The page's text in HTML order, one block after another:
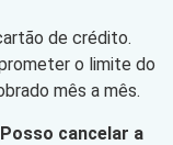
de crédito.
o limite do
mês a mês.
cancelar a